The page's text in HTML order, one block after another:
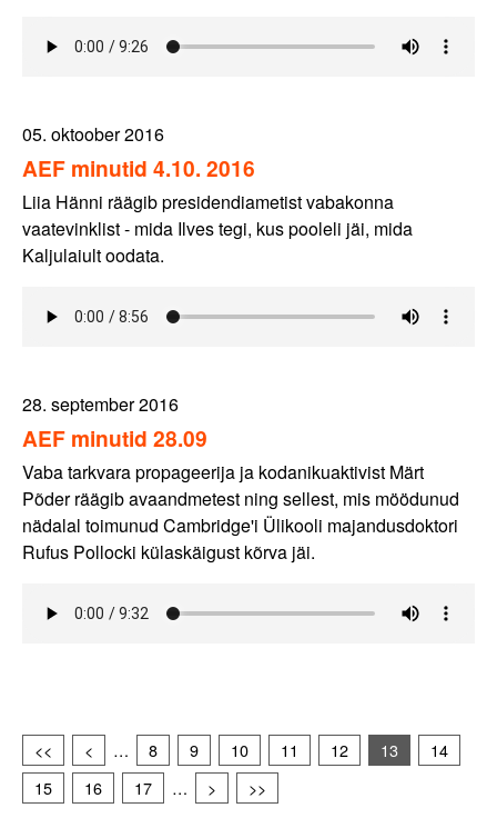
05. oktoober 2016
AEF minutid 4.10. 2016
Liia Hänni räägib presidendiametist vabakonna
vaatevinklist - mida Ilves tegi, kus pooleli jäi, mida
Kaljulaiult oodata.
28. september 2016
AEF minutid 28.09
Vaba tarkvara propageerija ja kodanikuaktivist Märt
Põder räägib avaandmetest ning sellest, mis möödunud
nädalal toimunud Cambridge'i Ülikooli majandusdoktori
Rufus Pollocki külaskäigust kõrva jäi.
<< < … 8 9 10 11 12 13
14
15
16 17 … > >>